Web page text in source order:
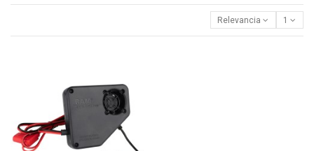
Relevancia 1